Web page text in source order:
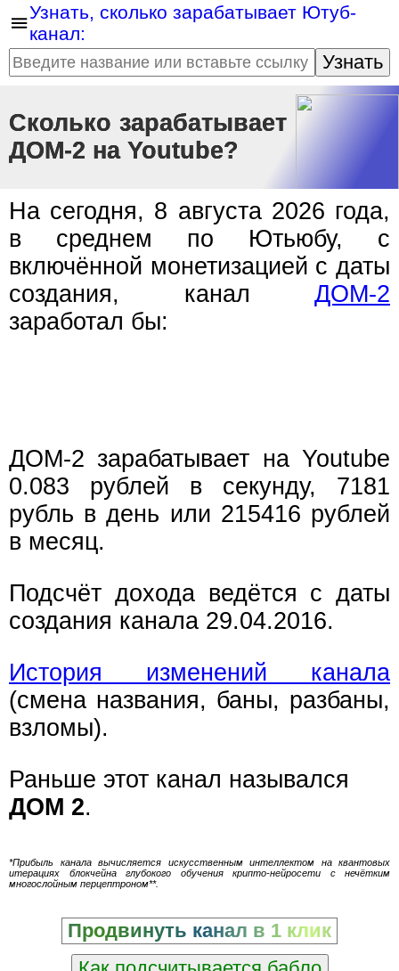
Узнать, сколько зарабатывает Ютуб-
канал:
Узнать
Сколько зарабатывает
ДОМ-2 на Youtube?
На сегодня, 8 августа 2026 года,
в среднем по Ютьюбу, с
включённой монетизацией с даты
создания, канал ДОМ-2
заработал бы:
ДОМ-2 зарабатывает на Youtube
0.083 рублей в секунду, 7181
рубль в день или 215416 рублей
в месяц.
Подсчёт дохода ведётся с даты
создания канала 29.04.2016.
История изменений канала
(смена названия, баны, разбаны,
взломы).
Раньше этот канал назывался
ДОМ 2.
*Прибыль канала вычисляется искусственным интеллектом на квантовых
итерациях блокчейна глубокого обучения крипто-нейросети с нечётким
многослойным перцептроном**.
Продвинуть канал в 1 клик